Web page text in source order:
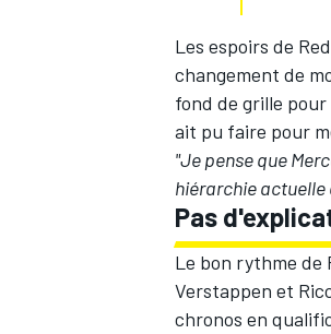
Les espoirs de
changement de
fond de grille
ait pu faire pour
"Je pense que
hiérarchie actuelle
Pas
Le bon rythme de
Verstappen et
chronos en